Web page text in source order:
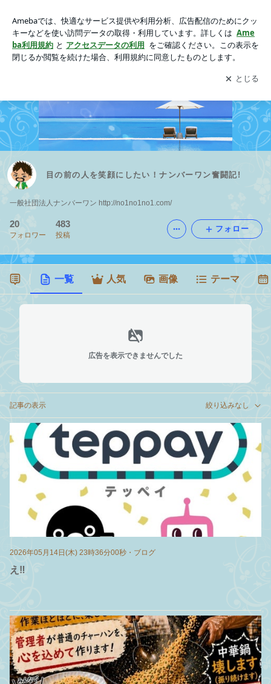
アプリをダウンロードして ブログの更新通知
を受け取りまし
ょう。
開く
目の前の人を笑顔にしたい！ナンバーワン奮闘記!
一般社団法人ナンバーワン http://no1no1no1.com/
20
フォロワー
483
投稿
フォロー
一覧 人気 画像 テーマ
広告を表示できませんでした
記事の表示 絞り込みなし
2026年05月14日(木) 23時36分00秒 ・ ブログ
え‼️